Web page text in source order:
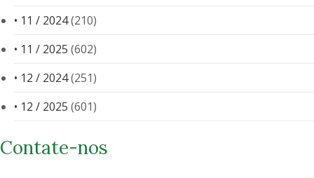
• 11 / 2024(210)
• 11 / 2025 (602)
• 12 / 2024(251)
• 12 / 2025 (601)
Contate-nos